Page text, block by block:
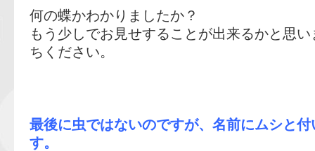
何の蝶かわかりましたか？
もう少しでお見せすることが出来るかと思
ちください。
最後に虫ではないのですが、名前にムシと
す。